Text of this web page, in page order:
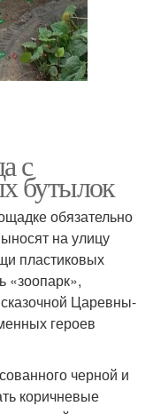
с
бутылок
обязательно
на улицу
пластиковых
«зоопарк»,
Царевны-
героев
черной и
коричневые